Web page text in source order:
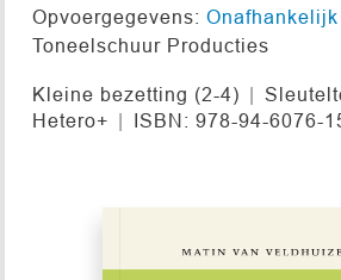
Opvoergegevens: Onafhankelijk
Toneelschuur Producties
Kleine bezetting (2-4)
Hetero+
ISBN: 978-94-6076-